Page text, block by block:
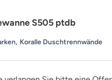
S505 ptdb
, Koralle Duschtrennwände